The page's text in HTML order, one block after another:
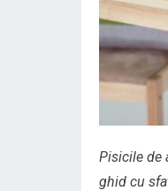
Pisicile de
ghid cu